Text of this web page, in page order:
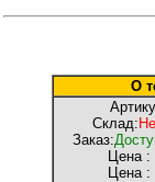
О
Склад:
Заказ:
Цена :
Цена :